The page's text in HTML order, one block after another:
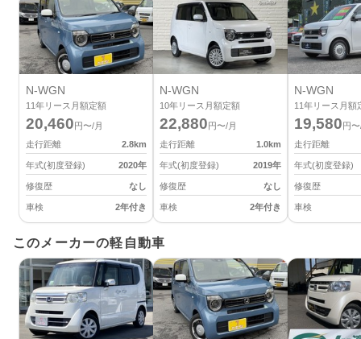
N-WGN
11年リース月額定額
20,460円〜/月
走行距離
2.8km
年式(初度登録) 2020年
修復歴 なし
車検 2年付き
N-WGN
10年リース月額定額
22,880円〜/月
走行距離
1.0km
年式(初度登録) 2019年
修復歴 なし
車検 2年付き
N-WGN
11年リース月額
19,580円
走行距離
年式(初度登録)
修復歴
車検
このメーカーの軽自動車